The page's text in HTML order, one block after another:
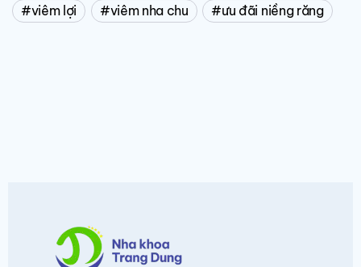
viêm lợi
viêm nha chu ưu đãi niềng răng